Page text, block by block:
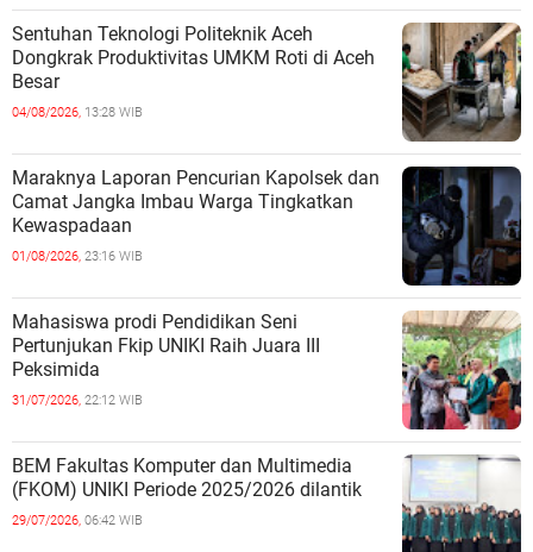
Sentuhan Teknologi Politeknik Aceh
Dongkrak Produktivitas UMKM Roti di Aceh
Besar
04/08/2026, 13:28 WIB
Maraknya Laporan Pencurian Kapolsek dan
Camat Jangka Imbau Warga Tingkatkan
Kewaspadaan
01/08/2026, 23:16 WIB
Mahasiswa prodi Pendidikan Seni
Pertunjukan Fkip UNIKI Raih Juara III
Peksimida
31/07/2026, 22:12 WIB
BEM Fakultas Komputer dan Multimedia
(FKOM) UNIKI Periode 2025/2026 dilantik
29/07/2026, 06:42 WIB